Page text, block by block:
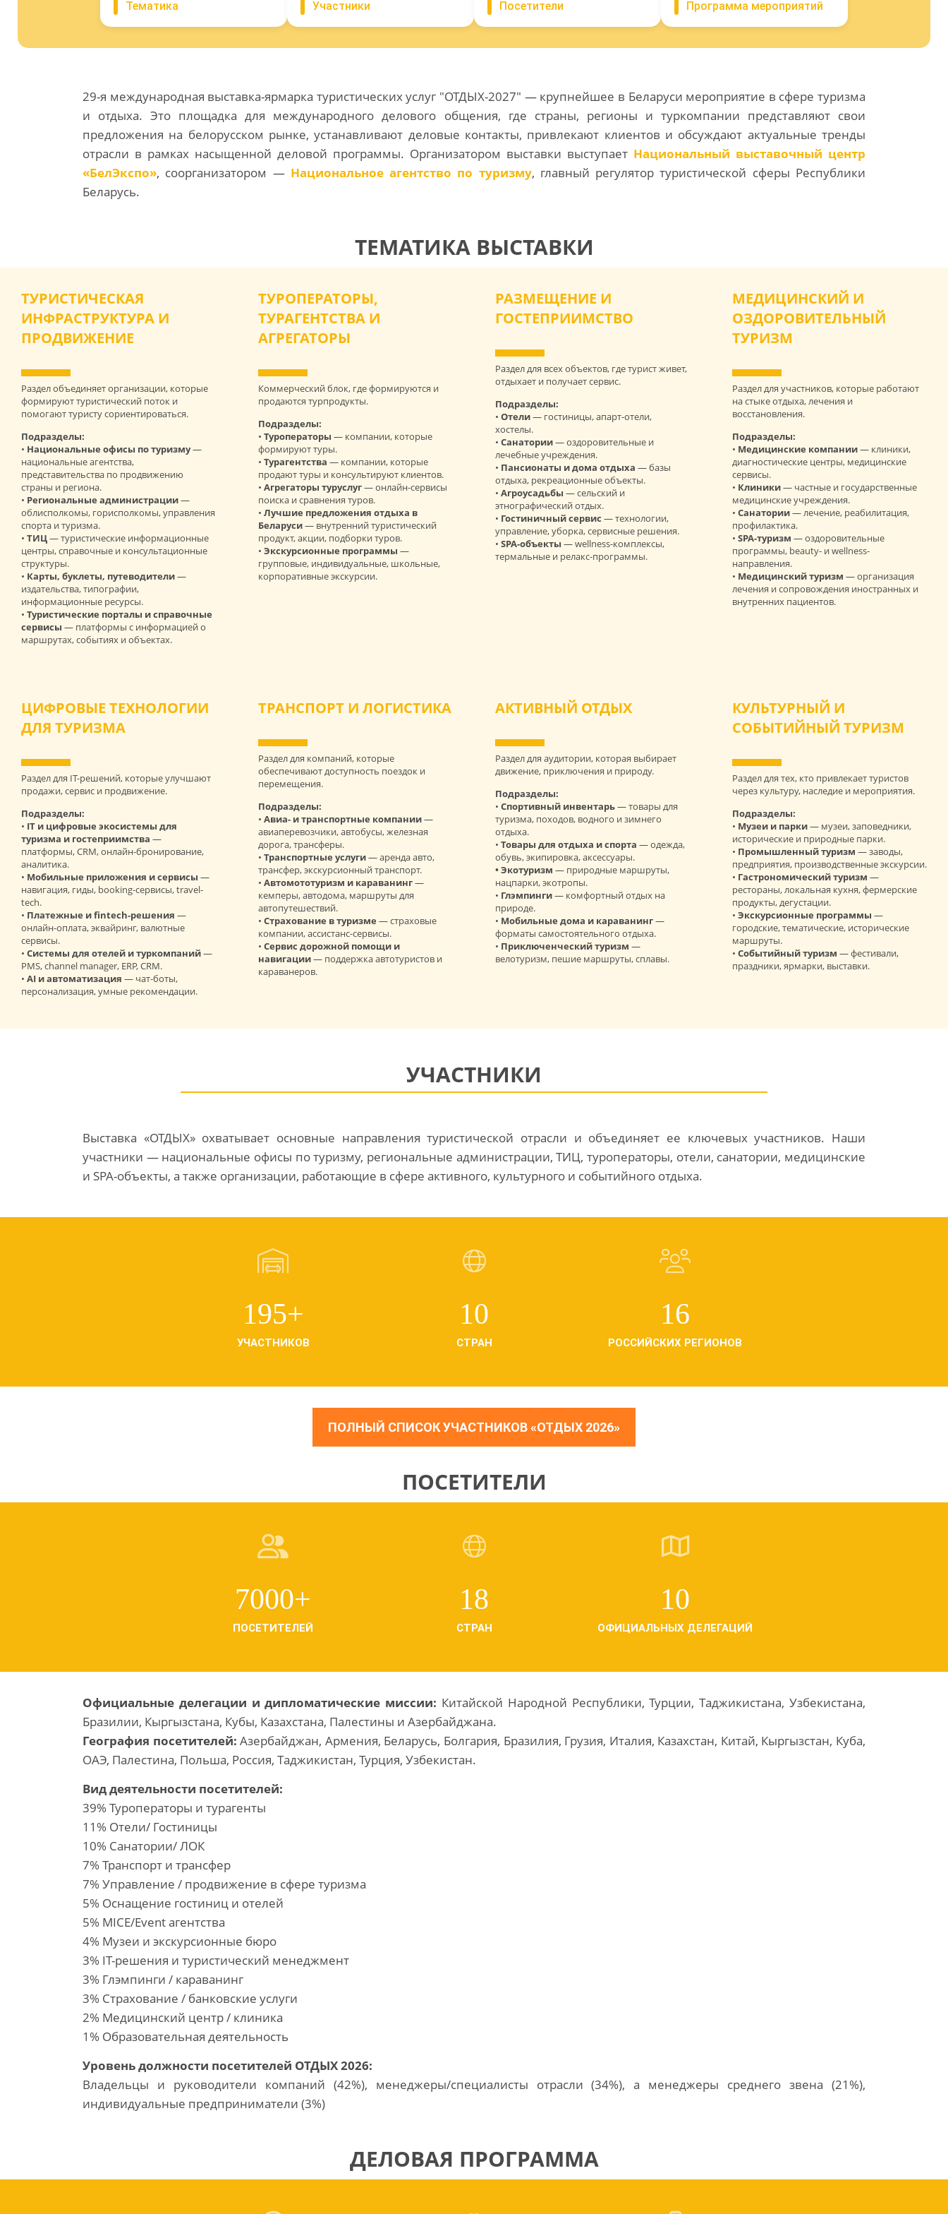
Тематика Участники Посетители Программа мероприятий
29-я международная выставка-ярмарка туристических услуг "ОТДЫХ-2027" — крупнейшее в Беларуси мероприятие в сфере туризма
и отдыха. Это площадка для международного делового общения, где страны, регионы и туркомпании представляют свои
предложения на белорусском рынке, устанавливают деловые контакты, привлекают клиентов и обсуждают актуальные тренды
отрасли в рамках насыщенной деловой программы. Организатором выставки выступает Национальный выставочный центр
«БелЭкспо», соорганизатором — Национальное агентство по туризму, главный регулятор туристической сферы Республики
Беларусь.
ТЕМАТИКА ВЫСТАВКИ
ТУРИСТИЧЕСКАЯ
ИНФРАСТРУКТУРА И
ПРОДВИЖЕНИЕ
Раздел объединяет организации, которые
формируют туристический поток и
помогают туристу сориентироваться.
Подразделы:
• Национальные офисы по туризму—
национальные агентства,
представительства по продвижению
страны и региона.
• Региональные администрации—
облисполкомы, горисполкомы, управления
спорта и туризма.
• ТИЦ— туристические информационные
центры, справочные и консультационные
структуры.
• Карты, буклеты, путеводители—
издательства, типографии,
информационные ресурсы.
• Туристические порталы и справочные
сервисы — платформы с информацией о
маршрутах, событиях и объектах.
ТУРОПЕРАТОРЫ,
ТУРАГЕНТСТВА И
АГРЕГАТОРЫ
Коммерческий блок, где формируются и
продаются турпродукты.
Подразделы:
• Туроператоры — компании, которые
формируют туры.
• Турагентства — компании, которые
продают туры и консультируют клиентов.
• Агрегаторы туруслуг— онлайн-сервисы
поиска и сравнения туров.
• Лучшие предложения отдыха в
Беларуси— внутренний туристический
продукт, акции, подборки туров.
• Экскурсионные программы —
групповые, индивидуальные, школьные,
корпоративные экскурсии.
РАЗМЕЩЕНИЕ И
ГОСТЕПРИИМСТВО
Раздел для всех объектов, где турист живет,
отдыхает и получает сервис.
Подразделы:
• Отели— гостиницы, апарт-отели,
хостелы.
• Санатории— оздоровительные и
лечебные учреждения.
• Пансионаты и дома отдыха — базы
отдыха, рекреационные объекты.
• Агроусадьбы — сельский и
этнографический отдых.
• Гостиничный сервис — технологии,
управление, уборка, сервисные решения.
• SPA-объекты — wellness-комплексы,
термальные и релакс-программы.
МЕДИЦИНСКИЙ И
ОЗДОРОВИТЕЛЬНЫЙ
ТУРИЗМ
Раздел для участников, которые работают
на стыке отдыха, лечения и
восстановления.
Подразделы:
• Медицинские компании— клиники,
диагностические центры, медицинские
сервисы.
• Клиники— частные и государственные
медицинские учреждения.
• Санатории— лечение, реабилитация,
профилактика.
• SPA-туризм — оздоровительные
программы, beauty- и wellness-
направления.
• Медицинский туризм — организация
лечения и сопровождения иностранных и
внутренних пациентов.
ЦИФРОВЫЕ ТЕХНОЛОГИИ
ДЛЯ ТУРИЗМА
Раздел для IT-решений, которые улучшают
продажи, сервис и продвижение.
Подразделы:
• IT и цифровые экосистемы для
туризма и гостеприимства —
платформы, CRM, онлайн-бронирование,
аналитика.
• Мобильные приложения и сервисы —
навигация, гиды, booking-сервисы, travel-
tech.
• Платежные и fintech-решения —
онлайн-оплата, эквайринг, валютные
сервисы.
• Системы для отелей и туркомпаний—
PMS, channel manager, ERP, CRM.
• AI и автоматизация — чат-боты,
персонализация, умные рекомендации.
ТРАНСПОРТ И ЛОГИСТИКА
Раздел для компаний, которые
обеспечивают доступность поездок и
перемещения.
Подразделы:
• Авиа- и транспортные компании—
авиаперевозчики, автобусы, железная
дорога, трансферы.
• Транспортные услуги— аренда авто,
трансфер, экскурсионный транспорт.
• Автомототуризм и караванинг—
кемперы, автодома, маршруты для
автопутешествий.
• Страхование в туризме — страховые
компании, ассистанс-сервисы.
• Сервис дорожной помощи и
навигации— поддержка автотуристов и
караванеров.
АКТИВНЫЙ ОТДЫХ
Раздел для аудитории, которая выбирает
движение, приключения и природу.
Подразделы:
• Спортивный инвентарь— товары для
туризма, походов, водного и зимнего
отдыха.
• Товары для отдыха и спорта — одежда,
обувь, экипировка, аксессуары.
• Экотуризм — природные маршруты,
нацпарки, экотропы.
• Глэмпинги— комфортный отдых на
природе.
• Мобильные дома и караванинг—
форматы самостоятельного отдыха.
• Приключенческий туризм —
велотуризм, пешие маршруты, сплавы.
КУЛЬТУРНЫЙ И
СОБЫТИЙНЫЙ ТУРИЗМ
Раздел для тех, кто привлекает туристов
через культуру, наследие и мероприятия.
Подразделы:
• Музеи и парки— музеи, заповедники,
исторические и природные парки.
• Промышленный туризм — заводы,
предприятия, производственные экскурсии.
• Гастрономический туризм —
рестораны, локальная кухня, фермерские
продукты, дегустации.
• Экскурсионные программы —
городские, тематические, исторические
маршруты.
• Событийный туризм — фестивали,
праздники, ярмарки, выставки.
УЧАСТНИКИ
Выставка «ОТДЫХ» охватывает основные направления туристической отрасли и объединяет ее ключевых участников. Наши
участники — национальные офисы по туризму, региональные администрации, ТИЦ, туроператоры, отели, санатории, медицинские
и SPA-объекты, а также организации, работающие в сфере активного, культурного и событийного отдыха.
195+
УЧАСТНИКОВ
10
СТРАН
16
РОССИЙСКИХ РЕГИОНОВ
ПОЛНЫЙ СПИСОК УЧАСТНИКОВ «ОТДЫХ 2026»
ПОСЕТИТЕЛИ
7000+
ПОСЕТИТЕЛЕЙ
18
СТРАН
10
ОФИЦИАЛЬНЫХ ДЕЛЕГАЦИЙ
Официальные делегации и дипломатические миссии: Китайской Народной Республики, Турции, Таджикистана, Узбекистана,
Бразилии, Кыргызстана, Кубы, Казахстана, Палестины и Азербайджана.
География посетителей: Азербайджан, Армения, Беларусь, Болгария, Бразилия, Грузия, Италия, Казахстан, Китай, Кыргызстан, Куба,
ОАЭ, Палестина, Польша, Россия, Таджикистан, Турция, Узбекистан.
Вид деятельности посетителей:
39% Туроператоры и турагенты
11% Отели/ Гостиницы
10% Санатории/ ЛОК
7% Транспорт и трансфер
7% Управление / продвижение в сфере туризма
5% Оснащение гостиниц и отелей
5% MICE/Event агентства
4% Музеи и экскурсионные бюро
3% IT-решения и туристический менеджмент
3% Глэмпинги / караванинг
3% Страхование / банковские услуги
2% Медицинский центр / клиника
1% Образовательная деятельность
Уровень должности посетителей ОТДЫХ 2026:
Владельцы и руководители компаний (42%), менеджеры/специалисты отрасли (34%), а менеджеры среднего звена (21%),
индивидуальные предприниматели (3%)
ДЕЛОВАЯ ПРОГРАММА